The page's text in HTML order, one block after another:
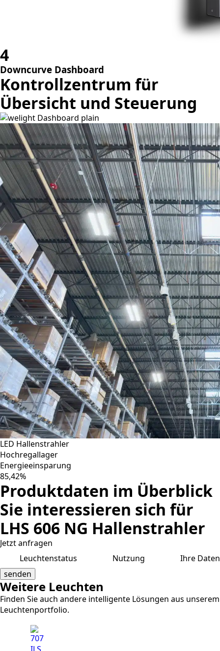
4
Downcurve Dashboard
Kontrollzentrum für
Übersicht und Steuerung
LED Hallenstrahler
Hochregallager
Energieeinsparung
85,42%
Produktdaten im Überblick
Sie interessieren sich für
LHS 606 NG Hallenstrahler
Jetzt anfragen
Leuchtenstatus Nutzung
Ihre Daten
senden
Weitere Leuchten
Finden Sie auch andere intelligente Lösungen aus unserem
Leuchtenportfolio.
707